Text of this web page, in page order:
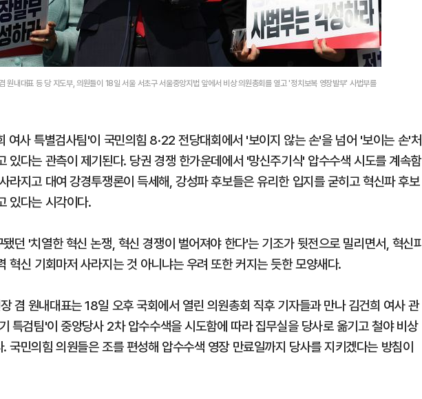
원내대표 등 당 지도부, 의원들이 18일 서울 서초구 서울중앙지법 앞에서 비상 의원총회를 열고 '정치보복 영장발부' 사법부를
여사 특별검사팀'이 국민의힘 8·22 전당대회에서 '보이지 않는 손'을 넘어 '보이는 손'처
있다는 관측이 제기된다. 당권 경쟁 한가운데에서 '망신주기식' 압수수색 시도를 계속함
라지고 대여 강경투쟁론이 득세해, 강성파 후보들은 유리한 입지를 굳히고 혁신파 후보
있다는 시각이다.
던 '치열한 혁신 논쟁, 혁신 경쟁이 벌어져야 한다'는 기조가 뒷전으로 밀리면서, 혁신
혁신 기회마저 사라지는 것 아니냐는 우려 또한 커지는 듯한 모양새다.
겸 원내대표는 18일 오후 국회에서 열린 의원총회 직후 기자들과 만나 김건희 여사 관
특검팀'이 중앙당사 2차 압수수색을 시도함에 따라 집무실을 당사로 옮기고 철야 비상
국민의힘 의원들은 조를 편성해 압수수색 영장 만료일까지 당사를 지키겠다는 방침이